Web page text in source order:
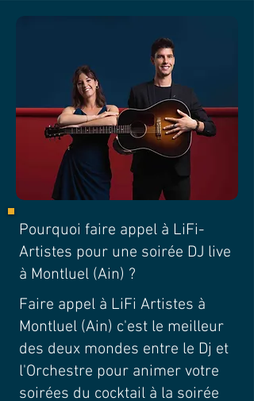
Pourquoi faire appel à LiFi-
Artistes pour une soirée DJ live
à Montluel (Ain) ?
Faire appel à LiFi Artistes à
Montluel (Ain) c'est le meilleur
des deux mondes entre le Dj et
l'Orchestre pour animer votre
soirées du cocktail à la soirée